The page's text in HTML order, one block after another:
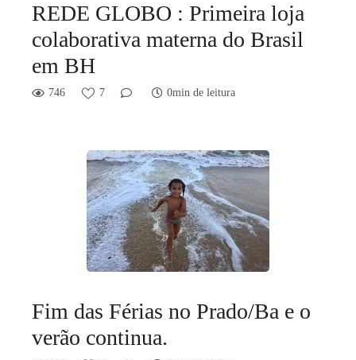
REDE GLOBO : Primeira loja
colaborativa materna do Brasil
em BH
746 7 0min de leitura
Fim das Férias no Prado/Ba e o
verão continua.